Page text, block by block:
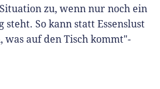
zu, wenn nur noch ein
So kann statt Essenslust
was auf den Tisch kommt"-